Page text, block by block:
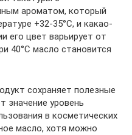
ароматом, который
+32-35°C, и какао-
его цвет варьирует от
40°C масло становится
сохраняет полезные
значение уровень
в косметических
масло, хотя можно